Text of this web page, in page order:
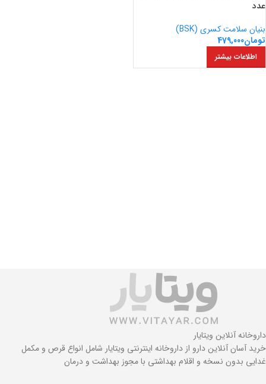
عدد
بنیان سلامت کسری (BSK)
تومان479,000
اطلاعات بیشتر
داروخانه آنلاین ویتایار
خرید آسان آنلاین دارو از داروخانه اینترنتی ویتایار شامل انواع قرص و مکمل
غدایی بدون نسخه و اقلام بهداشتی با مجوز بهداشت و درمان